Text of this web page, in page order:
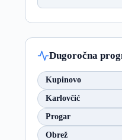
Dugoročna
Kupinovo
Karlovčić
Progar
Obrež